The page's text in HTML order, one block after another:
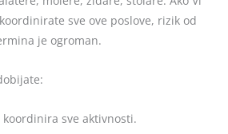
sve ove poslove, rizik od
je ogroman.
koordinira sve aktivnosti.